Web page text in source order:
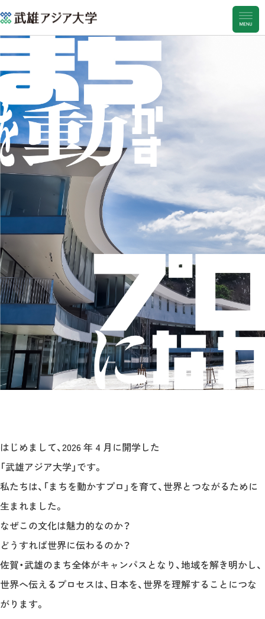
はじめまして、2026 年 4 月に開学した
「武雄アジア大学」です。
私たちは、「まちを動かすプロ」を育て、世界とつながるために
生まれました。
なぜこの文化は魅力的なのか？
どうすれば世界に伝わるのか？
佐賀・武雄のまち全体がキャンパスとなり、地域を解き明かし、
世界へ伝えるプロセスは、日本を、世界を理解することにつな
がります。